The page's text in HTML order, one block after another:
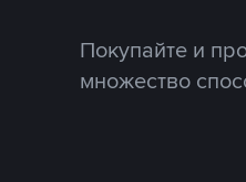
Покупайте и
множество